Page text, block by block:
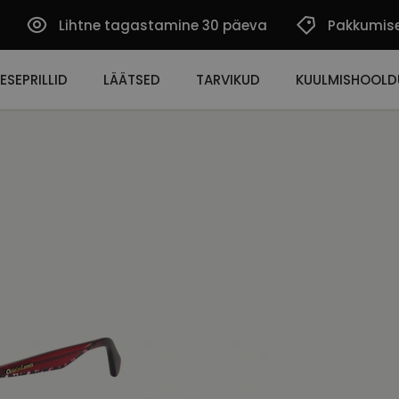
Lihtne tagastamine 30 päeva
LÄÄTSED TARVIKUD